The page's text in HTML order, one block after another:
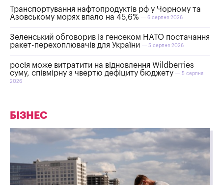
Транспортування нафтопродуктів рф у Чорному та
Азовському морях впало на 45,6% — 6 серпня 2026
Зеленський обговорив із генсеком НАТО постачання
ракет-перехоплювачів для України — 5 серпня 2026
росія може витратити на відновлення Wildberries
суму, співмірну з чвертю дефіциту бюджету — 5 серпня
2026
БІЗНЕС